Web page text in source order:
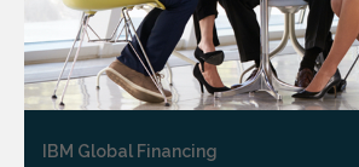
IBM Global Financing